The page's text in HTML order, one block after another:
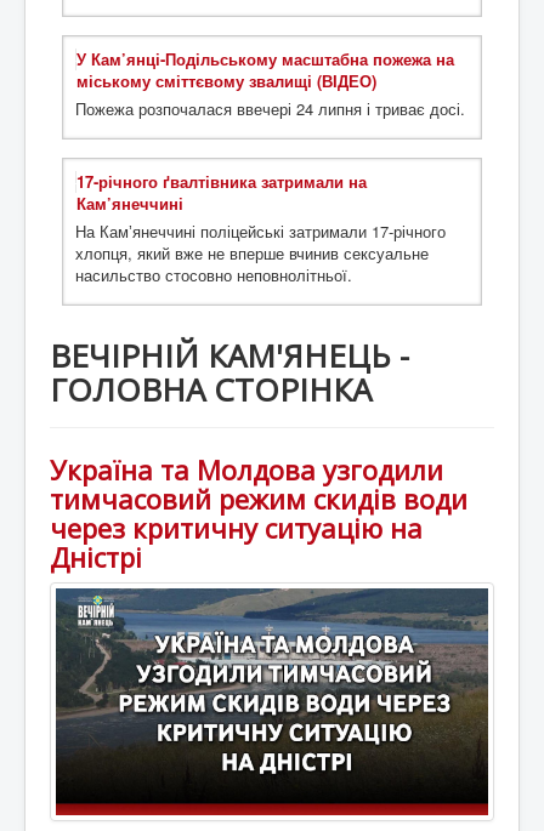
У Кам’янці-Подільському масштабна пожежа на
міському сміттєвому звалищі (ВІДЕО)
Пожежа розпочалася ввечері 24 липня і триває досі.
17-річного ґвалтівника затримали на
Кам’янеччині
На Камʼянеччині поліцейські затримали 17-річного
хлопця, який вже не вперше вчинив сексуальне
насильство стосовно неповнолітньої.
ВЕЧІРНІЙ КАМ'ЯНЕЦЬ -
ГОЛОВНА СТОРІНКА
Україна та Молдова узгодили
тимчасовий режим скидів води
через критичну ситуацію на
Дністрі